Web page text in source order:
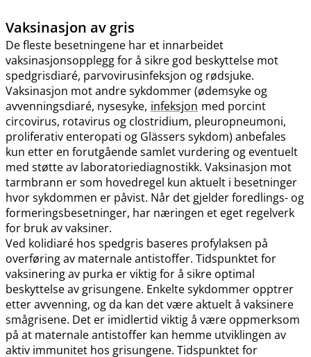
Vaksinasjon av gris
De fleste besetningene har et innarbeidet
vaksinasjonsopplegg for å sikre god beskyttelse mot
spedgrisdiaré, parvovirusinfeksjon og rødsjuke.
Vaksinasjon mot andre sykdommer (ødemsyke og
avvenningsdiaré, nysesyke, infeksjon med porcint
circovirus, rotavirus og clostridium, pleuropneumoni,
proliferativ enteropati og Glässers sykdom) anbefales
kun etter en forutgående samlet vurdering og eventuelt
med støtte av laboratoriediagnostikk. Vaksinasjon mot
tarmbrann er som hovedregel kun aktuelt i besetninger
hvor sykdommen er påvist. Når det gjelder foredlings- og
formeringsbesetninger, har næringen et eget regelverk
for bruk av vaksiner.
Ved kolidiaré hos spedgris baseres profylaksen på
overføring av maternale antistoffer. Tidspunktet for
vaksinering av purka er viktig for å sikre optimal
beskyttelse av grisungene. Enkelte sykdommer opptrer
etter avvenning, og da kan det være aktuelt å vaksinere
smågrisene. Det er imidlertid viktig å være oppmerksom
på at maternale antistoffer kan hemme utviklingen av
aktiv immunitet hos grisungene. Tidspunktet for